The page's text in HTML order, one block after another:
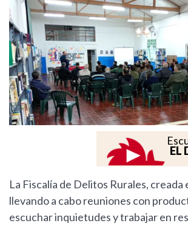
EL
La Fiscalía de Delitos Rurales, creada
llevando a cabo reuniones con
escuchar inquietudes y trabajar en